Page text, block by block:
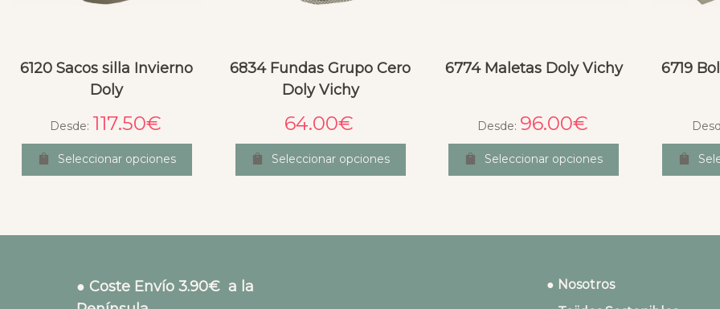
6120 Sacos silla Invierno
Doly
Desde: 117.50€
Seleccionar opciones
6834 Fundas Grupo Cero
Doly Vichy
64.00€
Seleccionar opciones
6774 Maletas Doly Vichy
Desde: 96.00€
Seleccionar opciones
6719
● Coste Envío 3.90€ a la
● Nosotros